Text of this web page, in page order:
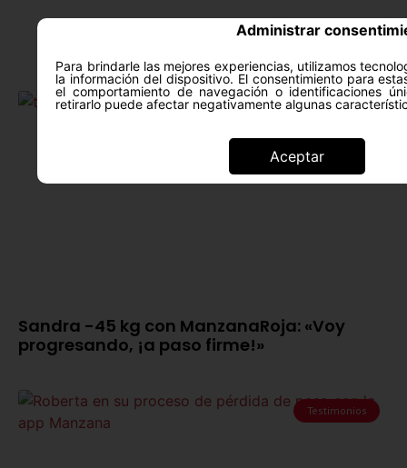
Administrar
Para brindarle las mejores experiencias, utilizamos
la información del dispositivo. El consentimiento para
el comportamiento de navegación o identificaciones
retirarlo puede afectar negativamente algunas
Aceptar
Testimonios
Sandra -45 kg con ManzanaRoja: «Voy
progresando, ¡a paso firme!»
Testimonios